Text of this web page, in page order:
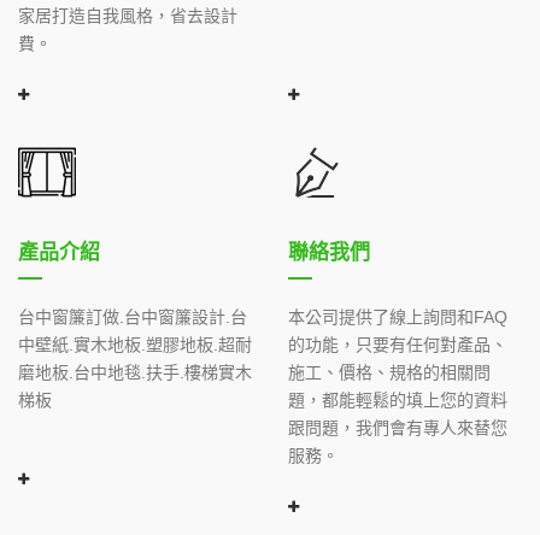
家居打造自我風格，省去設計
費。
產品介紹
台中窗簾訂做.台中窗簾設計.台
中壁紙.實木地板.塑膠地板.超耐
磨地板.台中地毯.扶手.樓梯實木
梯板
聯絡我們
本公司提供了線上詢問和FAQ
的功能，只要有任何對產品、
施工、價格、規格的相關問
題，都能輕鬆的填上您的資料
跟問題，我們會有專人來替您
服務。